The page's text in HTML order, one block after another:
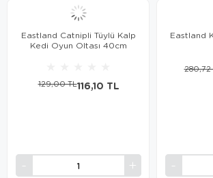
Eastland Catnipli Tüylü Kalp
Kedi Oyun Oltası 40cm
116,10 TL
129,00 TL
Eastland
280,72